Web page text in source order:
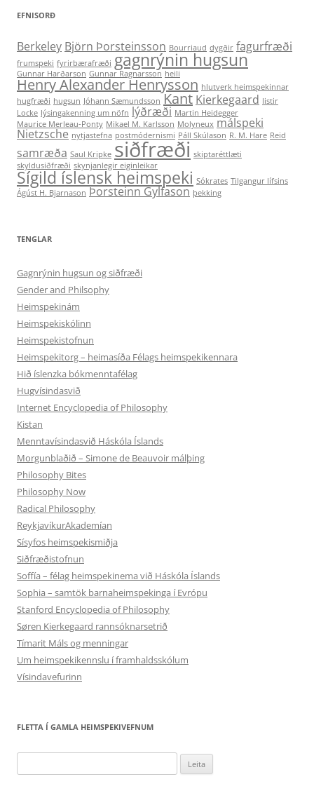
EFNISORÐ
Berkeley Björn Þorsteinsson Bourriaud dygðir fagurfræði
frumspeki fyrirbærafræði gagnrýnin hugsun
Gunnar Harðarson Gunnar Ragnarsson heili
Henry Alexander Henrysson hlutverk heimspekinnar
hugfræði hugsun Jóhann Sæmundsson Kant Kierkegaard listir
Locke lýsingakenning um nöfn lýðræði Martin Heidegger
Maurice Merleau-Ponty Mikael M. Karlsson Molyneux málspeki
Nietzsche nytjastefna postmódernismi Páll Skúlason R. M. Hare Reid
samræða Saul Kripke siðfræði skiptaréttlæti
skyldusiðfræði skynjanlegir eiginleikar
Sígild íslensk heimspeki Sókrates Tilgangur lífsins
Ágúst H. Bjarnason Þorsteinn Gylfason þekking
TENGLAR
Gagnrýnin hugsun og siðfræði
Gender and Philsophy
Heimspekinám
Heimspekiskólinn
Heimspekistofnun
Heimspekitorg – heimasíða Félags heimspekikennara
Hið íslenzka bókmenntafélag
Hugvísindasvið
Internet Encyclopedia of Philosophy
Kistan
Menntavísindasvið Háskóla Íslands
Morgunblaðið – Simone de Beauvoir málþing
Philosophy Bites
Philosophy Now
Radical Philosophy
ReykjavíkurAkademían
Sísyfos heimspekismiðja
Siðfræðistofnun
Soffía – félag heimspekinema við Háskóla Íslands
Sophia – samtök barnaheimspekinga í Evrópu
Stanford Encyclopedia of Philosophy
Søren Kierkegaard rannsóknarsetrið
Tímarit Máls og menningar
Um heimspekikennslu í framhaldsskólum
Vísindavefurinn
FLETTA Í GAMLA HEIMSPEKIVEFNUM
að: